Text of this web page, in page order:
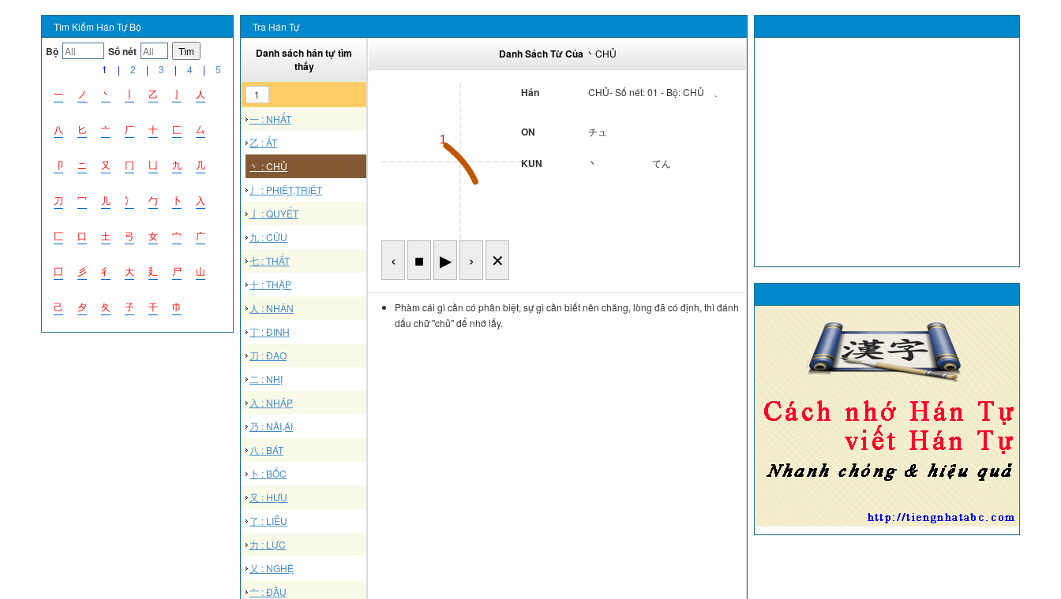
Tìm Kiếm Hán Tự Bộ
Bộ Số nét
Tìm
1
| 2 | 3 | 4 |
5
一
ノ 丶 丨 乙 亅 人
八 匕 亠 厂 十 匚 厶
卩 ニ 又 冂 凵 九 几
刀 冖 儿 冫 勹 卜 入
匸 口 土 弓 女 宀 广
囗 彡 彳 大 廴 尸 山
己 夕 夂 子 干 巾
Tra Hán Tự
Danh sách hán tự tìm
thấy
1
一 : NHẤT
乙 : ẤT
丶 : CHỦ
丿 : PHIỆT,TRIỆT
亅 : QUYẾT
九 : CỬU
七 : THẤT
十 : THẬP
人 : NHÂN
丁 : ĐINH
刀 : ĐAO
二 : NHỊ
入 : NHẬP
乃 : NÃI,ÁI
八 : BÁT
卜 : BỐC
又 : HỰU
了 : LIỄU
力 : LỰC
乂 : NGHỆ
亠 : ĐẦU
Danh Sách Từ Của 丶CHỦ
1
‹ ■ ▶ › ✕
Hán CHỦ- Số nét: 01 - Bộ: CHỦ 、
ON チュ
KUN 丶 てん
Phàm cái gì cần có phân biệt, sự gì cần biết nên chăng, lòng đã có định, thì đánh
dấu chữ "chủ" để nhớ lấy.